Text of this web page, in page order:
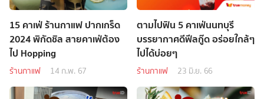
15 คาเฟ่ ร้านกาแฟ ปากเกร็ด
2024 พิกัดชิล สายคาเฟ่ต้อง
ไป Hopping
ร้านกาแฟ 14 ก.พ. 67
ตามไปฟิน 5 คาเฟ่นนทบุรี
บรรยากาศดีฟีลกู๊ด อร่อยใกล้ๆ
ไปได้บ่อยๆ
ร้านกาแฟ 23 มิ.ย. 66